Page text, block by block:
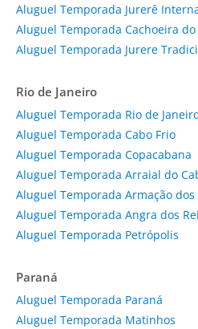
Aluguel Temporada Jurerê
Aluguel Temporada Cachoeira do
Aluguel Temporada Jurere
Rio de Janeiro
Aluguel Temporada Rio de
Aluguel Temporada Cabo Frio
Aluguel Temporada Copacabana
Aluguel Temporada Arraial do
Aluguel Temporada Armação dos
Aluguel Temporada Angra dos
Aluguel Temporada Petrópolis
Paraná
Aluguel Temporada Paraná
Aluguel Temporada Matinhos